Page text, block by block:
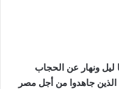
ليل ونهار عن الحجاب
الذين جاهدوا من أجل مصر